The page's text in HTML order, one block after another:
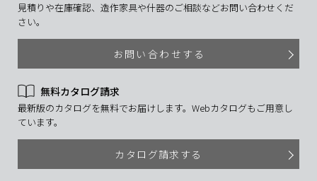
見積りや在庫確認、造作家具や什器のご相談などお問い合わせくだ
さい。
お問い合わせする
無料カタログ請求
最新版のカタログを無料でお届けします。Webカタログもご用意し
ています。
カタログ請求する